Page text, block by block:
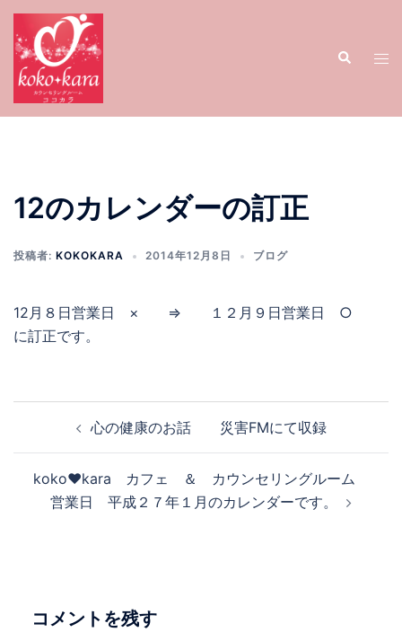
検
ト
12のカレンダーの訂正
投稿者: KOKOKARA 2014年12月8日 ブログ
12月８日営業日 × ⇒ １２月９日営業日 ○
に訂正です。
ビ
ン
心の健康のお話 災害FMにて収録
koko♥kara カフェ ＆ カウンセリングルーム
営業日 平成２７年１月のカレンダーです。
コメントを残す